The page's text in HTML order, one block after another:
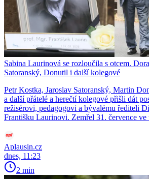
Sabina Laurinová se rozloučila s otcem.
Satoranský, Donutil i další kolegové
Petr Kostka, Jaroslav Satoranský, Martin
a další přátelé a herečtí kolegové přišli dát
režisérovi, pedagogovi a bývalému řediteli
Františku Laurinovi. Zemřel 31. července ve
Aplausin.cz
dnes, 11:23
2 min